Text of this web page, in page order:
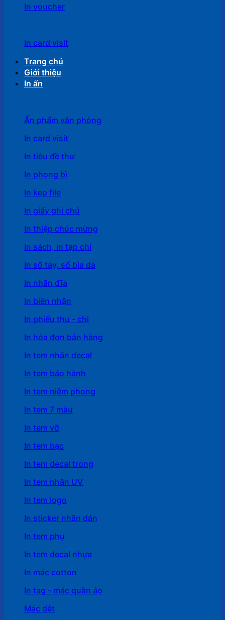
In voucher
In card visit
Trang chủ
Giới thiệu
In ấn
Ấn phẩm văn phòng
In card visit
In tiêu đề thư
In phong bì
In kẹp file
In giấy ghi chú
In thiệp chúc mừng
In sách, in tạp chí
In sổ tay, sổ bìa da
In nhãn đĩa
In biên nhận
In phiếu thu - chi
In hóa đơn bán hàng
In tem nhãn decal
In tem bảo hành
In tem niêm phong
In tem 7 màu
In tem vỡ
In tem bạc
In tem decal trong
In tem nhãn UV
In tem logo
In sticker nhãn dán
In tem phụ
In tem decal nhựa
In mác cotton
In tag - mác quần áo
Mác dệt